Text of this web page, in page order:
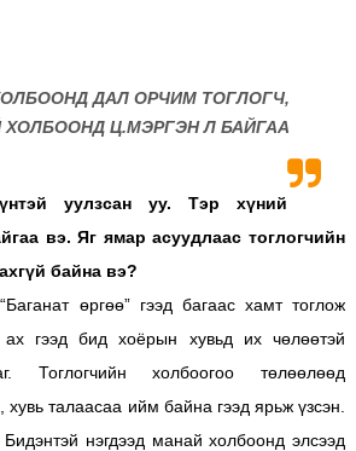
ДАЛ ОРЧИМ ТОГЛОГЧ,
ХОЛБООНД Ц.МЭРГЭН Л БАЙГАА
уулзсан уу. Тэр хүний
вэ. Яг ямар асуудлаас тоглогчийн
байна вэ?
өргөө” гээд багаас хамт тоглож
гээд бид хоёрын хувьд их чөлөөтэй
Тоглогчийн холбоогоо төлөөлөөд
талаасаа ийм байна гээд ярьж үзсэн.
нэгдээд манай холбоонд элсээд